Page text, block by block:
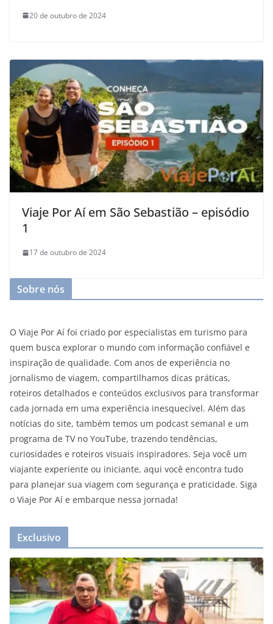
20 de outubro de 2024
Viaje Por Aí em São Sebastião – episódio
1
17 de outubro de 2024
Sobre nós
O Viaje Por Aí foi criado por especialistas em turismo para
quem busca explorar o mundo com informação confiável e
inspiração de qualidade. Com anos de experiência no
jornalismo de viagem, compartilhamos dicas práticas,
roteiros detalhados e conteúdos exclusivos para transformar
cada jornada em uma experiência inesquecível. Além das
notícias do site, também temos um podcast semanal e um
programa de TV no YouTube, trazendo tendências,
curiosidades e roteiros visuais inspiradores. Seja você um
viajante experiente ou iniciante, aqui você encontra tudo
para planejar sua viagem com segurança e praticidade. Siga
o Viaje Por Aí e embarque nessa jornada!
Exclusivo